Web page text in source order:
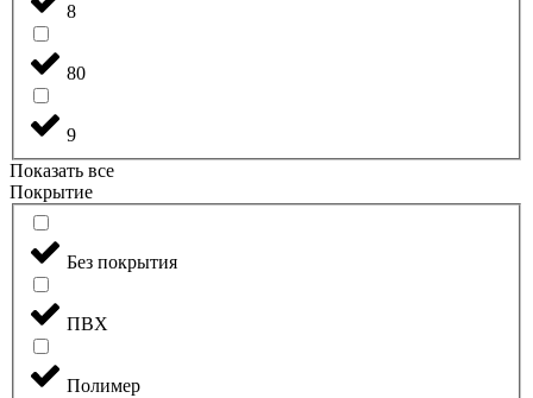
8
80
9
Показать все
Покрытие
Без покрытия
ПВХ
Полимер